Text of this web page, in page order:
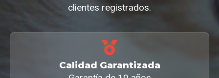
clientes registrados.
Calidad Garantizada